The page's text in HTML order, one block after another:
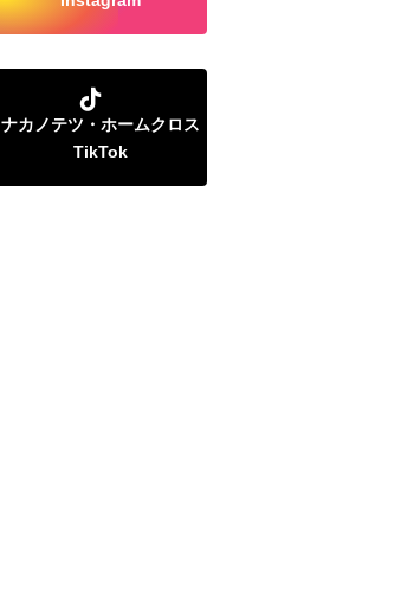
ナカノテツ・ホームクロス
TikTok